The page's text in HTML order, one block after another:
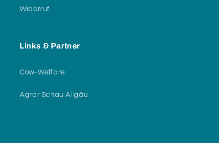
Widerruf
Links & Partner
Cow-Welfare
Agrar Schau Allgäu